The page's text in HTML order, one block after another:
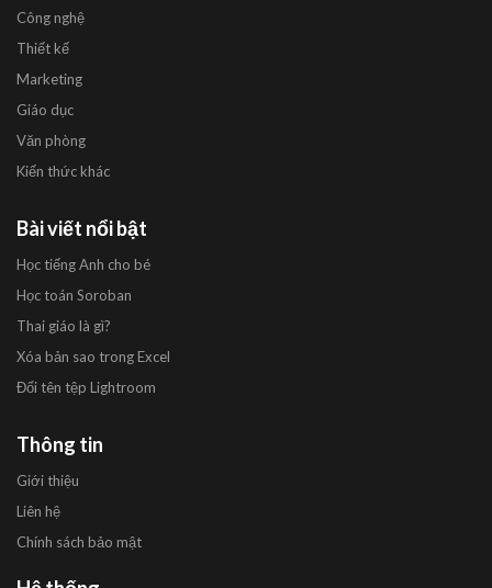
Công nghệ
Thiết kế
Marketing
Giáo dục
Văn phòng
Kiến thức khác
Bài viết nổi bật
Học tiếng Anh cho bé
Học toán Soroban
Thai giáo là gì?
Xóa bản sao trong Excel
Đổi tên tệp Lightroom
Thông tin
Giới thiệu
Liên hệ
Chính sách bảo mật